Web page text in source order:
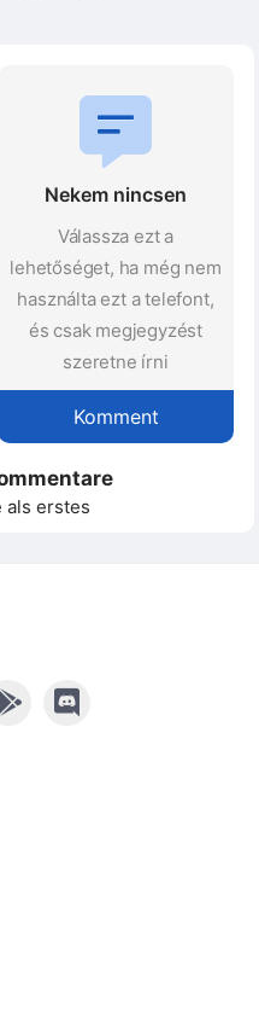
Nekem nincsen
Válassza ezt a
lehetőséget, ha még nem
használta ezt a telefont,
és csak megjegyzést
szeretne írni
Komment
als erstes